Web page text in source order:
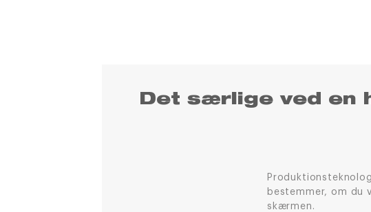
Det særlige ved en
bestemmer, om du
skærmen.